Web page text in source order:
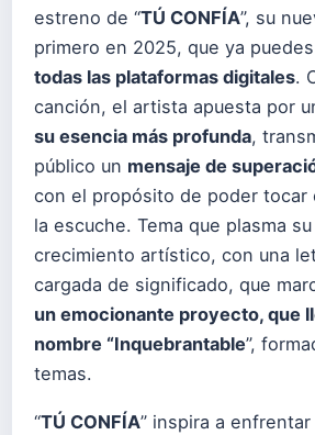
estreno de “TÚ CONFÍA”, su
primero en 2025, que ya puedes
todas las plataformas digitales.
canción, el artista apuesta por
su esencia más profunda,
público un mensaje de
con el propósito de poder tocar
la escuche. Tema que plasma
crecimiento artístico, con una
cargada de significado, que
un emocionante proyecto, que
nombre “Inquebrantable”,
temas.
“TÚ CONFÍA” inspira a